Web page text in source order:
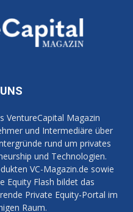
VentureCapital Magazin
und Intermediäre über
rund um privates
und Technologien.
VC-Magazin.de sowie
Equity Flash bildet das
Private Equity-Portal im
Raum.